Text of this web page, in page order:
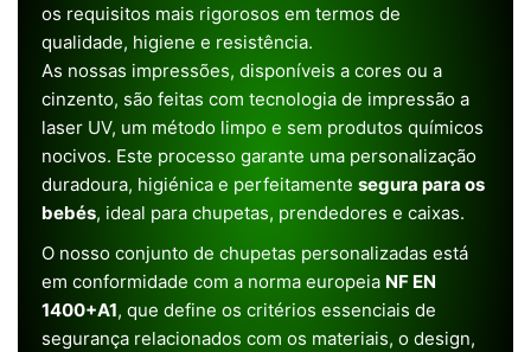
os requisitos mais rigorosos em termos de
qualidade, higiene e resistência.
As nossas impressões, disponíveis a cores ou a
cinzento, são feitas com tecnologia de impressão a
laser UV, um método limpo e sem produtos químicos
nocivos. Este processo garante uma personalização
duradoura, higiénica e perfeitamente segura para os
bebés, ideal para chupetas, prendedores e caixas.
O nosso conjunto de chupetas personalizadas está
em conformidade com a norma europeia NF EN
1400+A1, que define os critérios essenciais de
segurança relacionados com os materiais, o design,